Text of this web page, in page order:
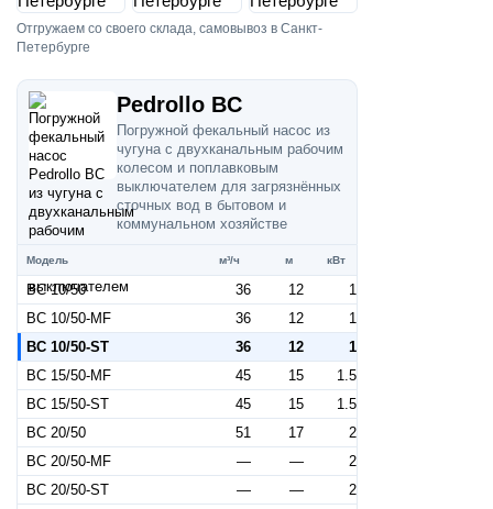
Отгружаем со своего склада, самовывоз в Санкт-
Петербурге
Pedrollo BC
Погружной фекальный насос из
чугуна с двухканальным рабочим
колесом и поплавковым
выключателем для загрязнённых
сточных вод в бытовом и
коммунальном хозяйстве
Модель м³/ч м кВт
BC 10/50 36 12
1
BC 10/50-MF
36 12
1
BC 10/50-ST
36 12
1
BC 15/50-MF
45 15
1.5
BC 15/50-ST
45 15
1.5
BC 20/50
51 17
2
BC 20/50-MF
— —
2
BC 20/50-ST
— —
2